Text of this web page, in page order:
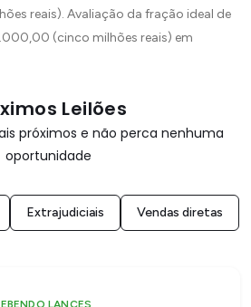
reais). Avaliação da fração ideal de
(cinco milhões reais) em
Leilões
próximos e não perca nenhuma
oportunidade
Extrajudiciais Vendas diretas